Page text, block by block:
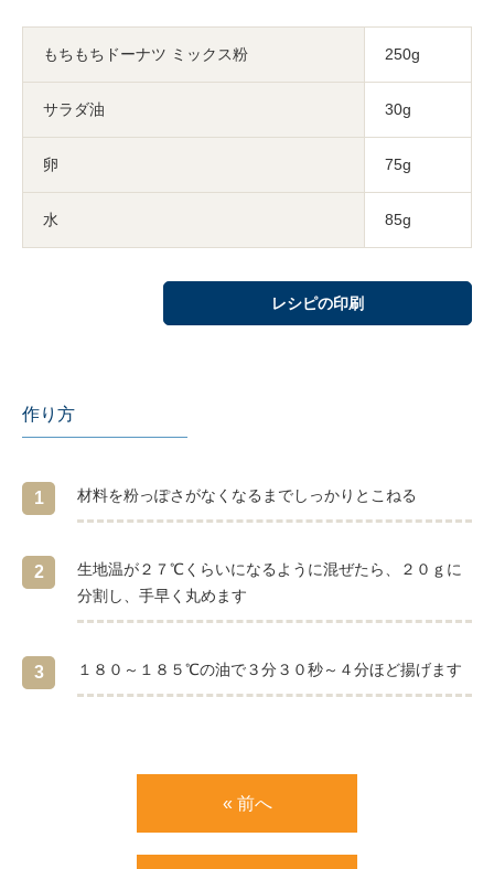
もちもちドーナツ ミックス粉 250g
サラダ油 30g
卵 75g
水 85g
レシピの印刷
作り方
1 材料を粉っぽさがなくなるまでしっかりとこねる
2
生地温が２７℃くらいになるように混ぜたら、２０ｇに
分割し、手早く丸めます
3 １８０～１８５℃の油で３分３０秒～４分ほど揚げます
« 前へ